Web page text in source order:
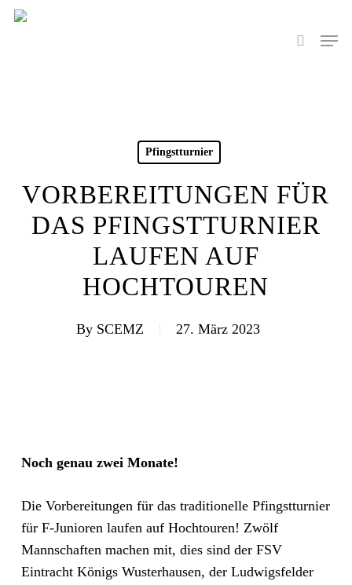
Skip
search
Menu
Pfingstturnier
VORBEREITUNGEN FÜR
DAS PFINGSTTURNIER
LAUFEN AUF
HOCHTOUREN
By SCEMZ 27. März 2023
Noch genau zwei Monate!
Die Vorbereitungen für das traditionelle Pfingstturnier
für F-Junioren laufen auf Hochtouren! Zwölf
Mannschaften machen mit, dies sind der FSV
Eintracht Königs Wusterhausen, der Ludwigsfelder